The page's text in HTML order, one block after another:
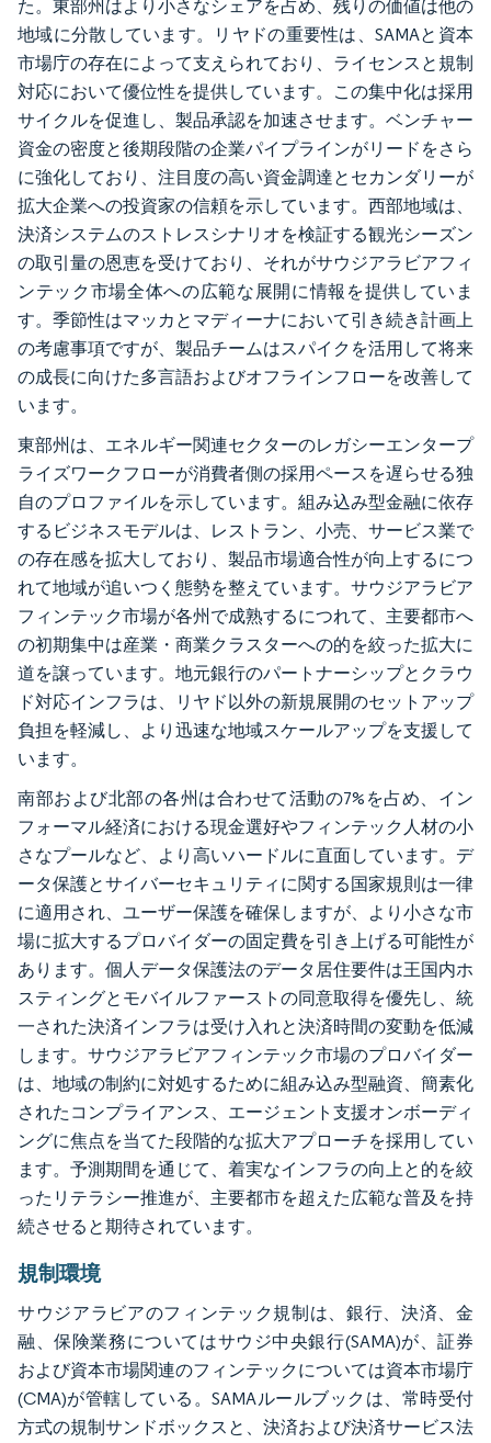
た。東部州はより小さなシェアを占め、残りの価値は他の
地域に分散しています。リヤドの重要性は、SAMAと資本
市場庁の存在によって支えられており、ライセンスと規制
対応において優位性を提供しています。この集中化は採用
サイクルを促進し、製品承認を加速させます。ベンチャー
資金の密度と後期段階の企業パイプラインがリードをさら
に強化しており、注目度の高い資金調達とセカンダリーが
拡大企業への投資家の信頼を示しています。西部地域は、
決済システムのストレスシナリオを検証する観光シーズン
の取引量の恩恵を受けており、それがサウジアラビアフィ
ンテック市場全体への広範な展開に情報を提供していま
す。季節性はマッカとマディーナにおいて引き続き計画上
の考慮事項ですが、製品チームはスパイクを活用して将来
の成長に向けた多言語およびオフラインフローを改善して
います。
東部州は、エネルギー関連セクターのレガシーエンタープ
ライズワークフローが消費者側の採用ペースを遅らせる独
自のプロファイルを示しています。組み込み型金融に依存
するビジネスモデルは、レストラン、小売、サービス業で
の存在感を拡大しており、製品市場適合性が向上するにつ
れて地域が追いつく態勢を整えています。サウジアラビア
フィンテック市場が各州で成熟するにつれて、主要都市へ
の初期集中は産業・商業クラスターへの的を絞った拡大に
道を譲っています。地元銀行のパートナーシップとクラウ
ド対応インフラは、リヤド以外の新規展開のセットアップ
負担を軽減し、より迅速な地域スケールアップを支援して
います。
南部および北部の各州は合わせて活動の7%を占め、イン
フォーマル経済における現金選好やフィンテック人材の小
さなプールなど、より高いハードルに直面しています。デ
ータ保護とサイバーセキュリティに関する国家規則は一律
に適用され、ユーザー保護を確保しますが、より小さな市
場に拡大するプロバイダーの固定費を引き上げる可能性が
あります。個人データ保護法のデータ居住要件は王国内ホ
スティングとモバイルファーストの同意取得を優先し、統
一された決済インフラは受け入れと決済時間の変動を低減
します。サウジアラビアフィンテック市場のプロバイダー
は、地域の制約に対処するために組み込み型融資、簡素化
されたコンプライアンス、エージェント支援オンボーディ
ングに焦点を当てた段階的な拡大アプローチを採用してい
ます。予測期間を通じて、着実なインフラの向上と的を絞
ったリテラシー推進が、主要都市を超えた広範な普及を持
続させると期待されています。
規制環境
サウジアラビアのフィンテック規制は、銀行、決済、金
融、保険業務についてはサウジ中央銀行(SAMA)が、証券
および資本市場関連のフィンテックについては資本市場庁
(CMA)が管轄している。SAMAルールブックは、常時受付
方式の規制サンドボックスと、決済および決済サービス法